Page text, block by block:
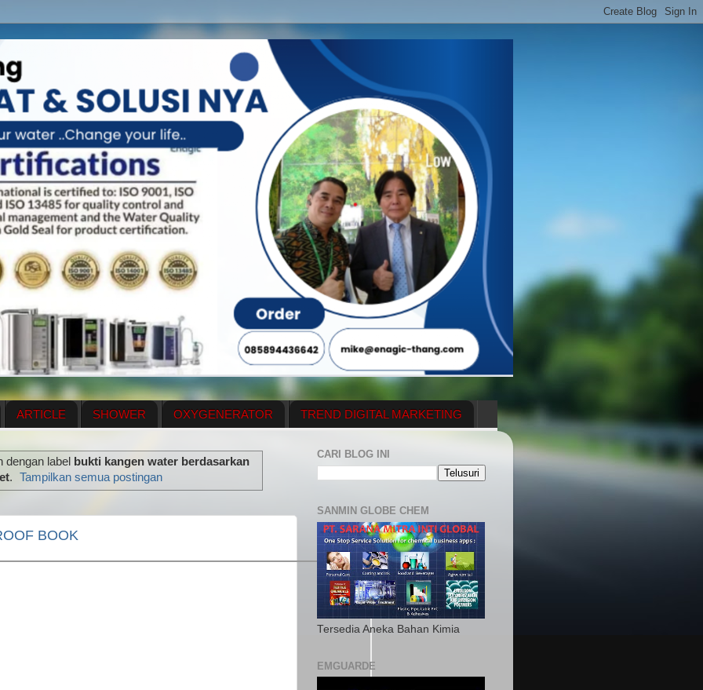
ARTICLE SHOWER OXYGENERATOR TREND DIGITAL MARKETING
PLAN MENUS
dengan label
bukti kangen water berdasarkan
. Tampilkan semua postingan
BOOK
CARI BLOG INI
SANMIN GLOBE CHEM
Tersedia Aneka Bahan Kimia
EMGUARDE